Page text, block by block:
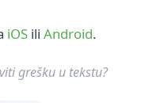
iOS ili Android.
grešku u tekstu?